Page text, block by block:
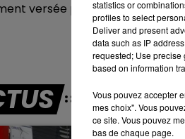
10h00
END
versée par Enedis au
statistics or
profiles to select
Deliver and present
data such as IP
requested; Use precise
based on information
Vous pouvez accepter
mes choix". Vous
ce site. Vous pouvez
bas de chaque page.